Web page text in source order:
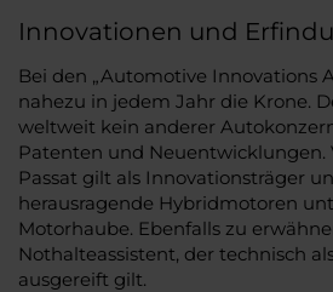
Innovationen und
Bei den „Automotive Innovations
nahezu in jedem Jahr die Krone.
weltweit kein anderer
Patenten und Neuentwicklungen.
Passat gilt als Innovationsträger
herausragende Hybridmotoren
Motorhaube. Ebenfalls zu
Nothalteassistent, der technisch
ausgereift gilt.